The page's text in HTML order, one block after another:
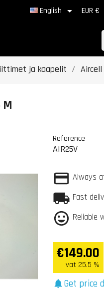
English  EUR €
ja kaapelit
Reference
AIR25V
Always
Fast
Reliable
€149.00
vat 25.5 %
notificationsGet price